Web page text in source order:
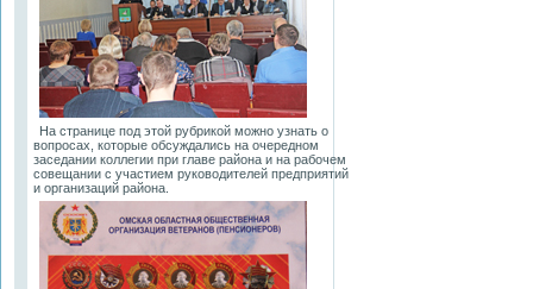
На странице под этой рубрикой можно узнать о
вопросах, которые обсуждались на очередном
заседании коллегии при главе района и на рабочем
совещании с участием руководителей предприятий
и организаций района.